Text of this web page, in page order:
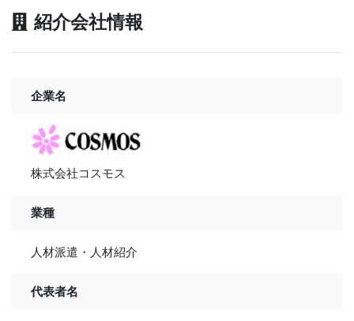
紹介会社情報
企業名
株式会社コスモス
業種
人材派遣・人材紹介
代表者名